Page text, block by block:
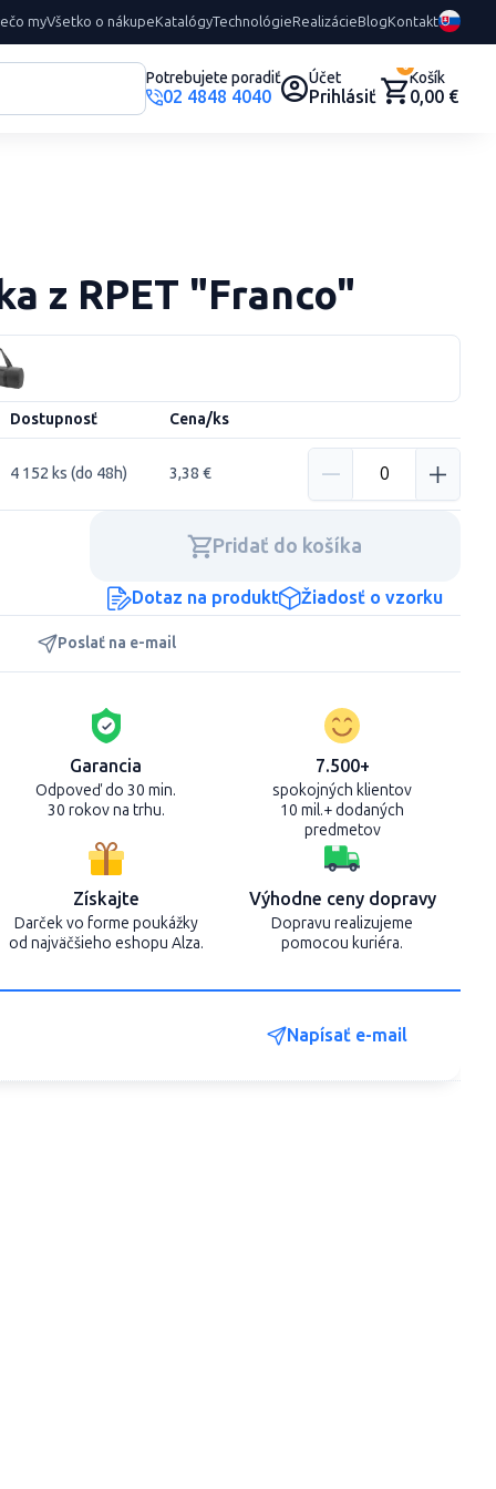
myVšetko o nákupeKatalógyTechnológieRealizácieBlogKontakt
Potrebujete poradiť
02 4848 4040
Účet
Prihlásiť
0
Košík
0,00 €
z RPET "Franco"
Dostupnosť Cena/ks
4 152 ks (do 48h) 3,38 €
Pridať do košíka
Dotaz na produkt Žiadosť o vzorku
Poslať na e-mail
Garancia
Odpoveď do 30 min.
30 rokov na trhu.
7.500+
spokojných klientov
10 mil.+ dodaných
predmetov
Získajte
Darček vo forme poukážky
od najväčšieho eshopu Alza.
Výhodne ceny dopravy
Dopravu realizujeme
pomocou kuriéra.
Napísať e-mail